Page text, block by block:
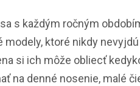
s každým ročným
ktoré nikdy
si ich môže obliecť
na denné nosenie, malé